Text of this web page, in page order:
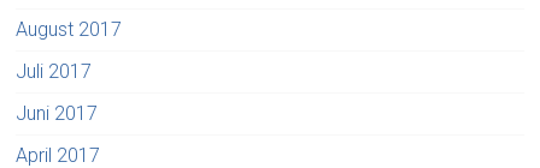
August 2017
Juli 2017
Juni 2017
April 2017